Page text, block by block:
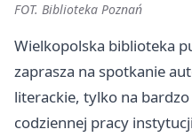
FOT. Biblioteka Poznań
Wielkopolska biblioteka
zaprasza na spotkanie
literackie, tylko na
codziennej pracy